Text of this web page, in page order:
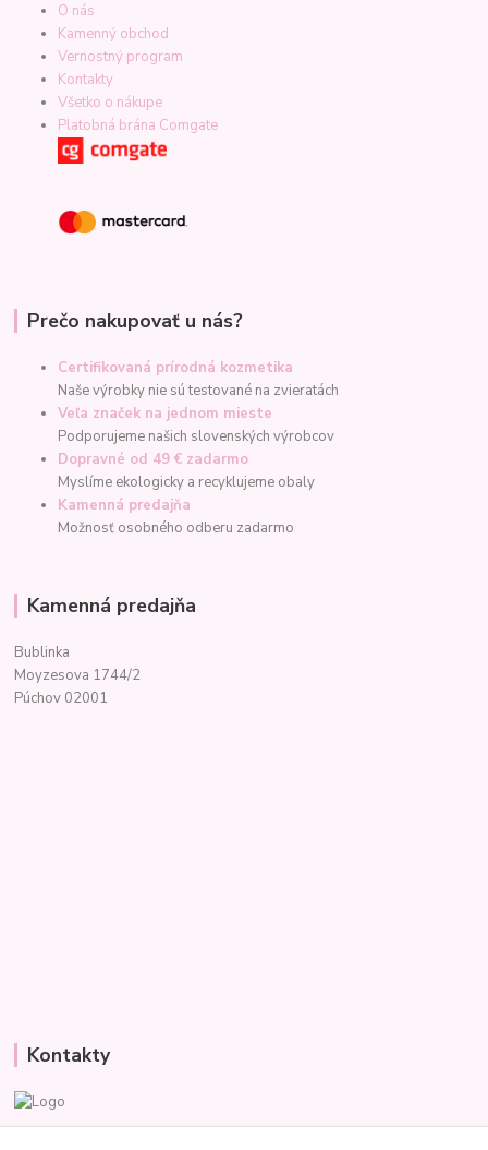
O nás
Kamenný obchod
Vernostný program
Kontakty
Všetko o nákupe
Platobná brána Comgate
Prečo nakupovať u nás?
Certifikovaná prírodná kozmetika
Naše výrobky nie sú testované na zvieratách
Veľa značek na jednom mieste
Podporujeme našich slovenských výrobcov
Dopravné od 49 € zadarmo
Myslíme ekologicky a recyklujeme obaly
Kamenná predajňa
Možnosť osobného odberu zadarmo
Kamenná predajňa
Bublinka
Moyzesova 1744/2
Púchov 02001
Kontakty